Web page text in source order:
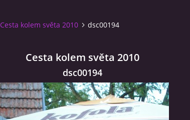
Cesta kolem světa 2010 dsc00194
Cesta kolem světa 2010
dsc00194